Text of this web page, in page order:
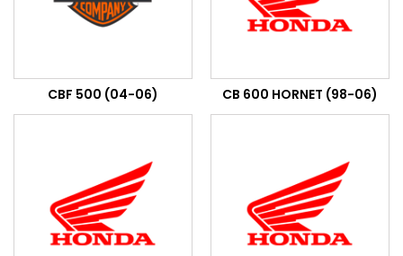
CBF 500 (04-06) CB 600 HORNET (98-06)